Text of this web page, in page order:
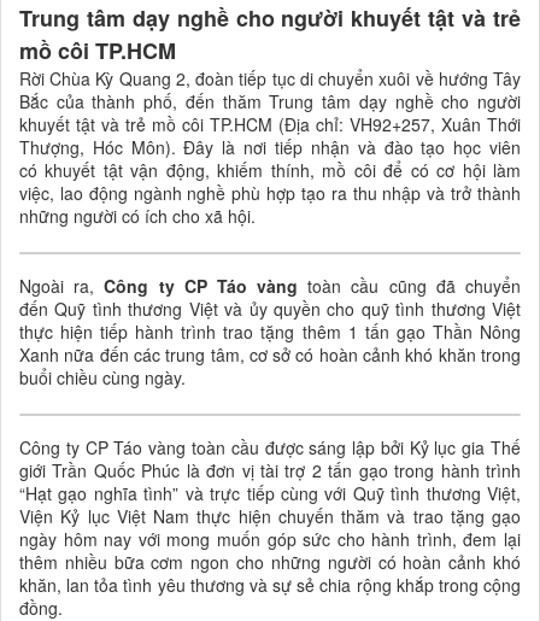
Trung tâm dạy nghề cho người khuyết tật và trẻ
mồ côi TP.HCM
Rời Chùa Kỳ Quang 2, đoàn tiếp tục di chuyển xuôi về hướng Tây
Bắc của thành phố, đến thăm Trung tâm dạy nghề cho người
khuyết tật và trẻ mồ côi TP.HCM (Địa chỉ: VH92+257, Xuân Thới
Thượng, Hóc Môn). Đây là nơi tiếp nhận và đào tạo học viên
có khuyết tật vận động, khiếm thính, mồ côi để có cơ hội làm
việc, lao động ngành nghề phù hợp tạo ra thu nhập và trở thành
những người có ích cho xã hội.
Ngoài ra,Công ty CP Táo vàng toàn cầu cũng đã chuyển
đến Quỹ tình thương Việt và ủy quyền cho quỹ tình thương Việt
thực hiện tiếp hành trình trao tặng thêm 1 tấn gạo Thần Nông
Xanh nữa đến các trung tâm, cơ sở có hoàn cảnh khó khăn trong
buổi chiều cùng ngày.
Công ty CP Táo vàng toàn cầu được sáng lập bởi Kỷ lục gia Thế
giới Trần Quốc Phúc là đơn vị tài trợ 2 tấn gạo trong hành trình
“Hạt gạo nghĩa tình” và trực tiếp cùng với Quỹ tình thương Việt,
Viện Kỷ lục Việt Nam thực hiện chuyến thăm và trao tặng gạo
ngày hôm nay với mong muốn góp sức cho hành trình, đem lại
thêm nhiều bữa cơm ngon cho những người có hoàn cảnh khó
khăn, lan tỏa tình yêu thương và sự sẻ chia rộng khắp trong cộng
đồng.